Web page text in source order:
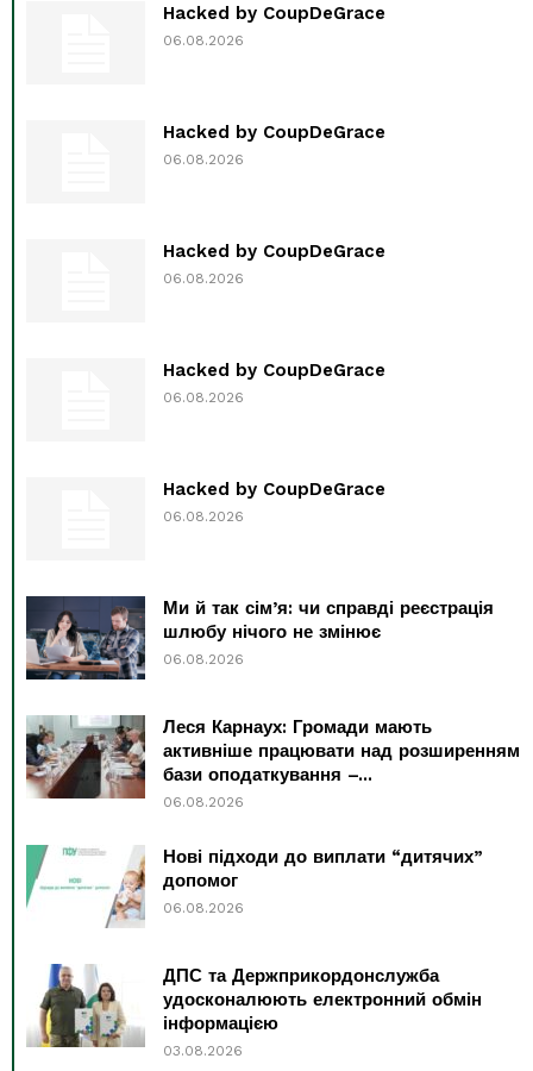
Hacked by CoupDeGrace
06.08.2026
Hacked by CoupDeGrace
06.08.2026
Hacked by CoupDeGrace
06.08.2026
Hacked by CoupDeGrace
06.08.2026
Hacked by CoupDeGrace
06.08.2026
Ми й так сім’я: чи справді реєстрація
шлюбу нічого не змінює
06.08.2026
Леся Карнаух: Громади мають
активніше працювати над розширенням
бази оподаткування –...
06.08.2026
Нові підходи до виплати “дитячих”
допомог
06.08.2026
ДПС та Держприкордонслужба
удосконалюють електронний обмін
інформацією
03.08.2026